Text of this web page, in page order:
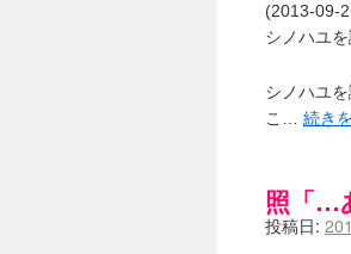
(2013-09-
シノハユ
シノハユを
こ… 続き
照「…
投稿日: